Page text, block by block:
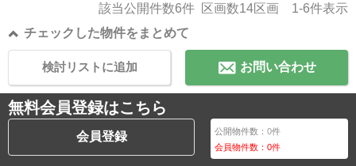
該当公開件数6件 区画数14区画 1-6件表示
チェックした物件をまとめて
お問い合わせ
検討リストに追加
無料会員登録はこちら
会員登録 公開物件数：0件
会員物件数：0件